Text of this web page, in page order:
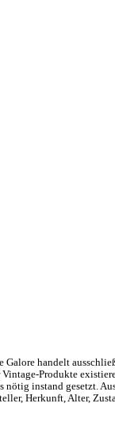
handelt
Produkte
instand gesetzt.
Herkunft, Alter,